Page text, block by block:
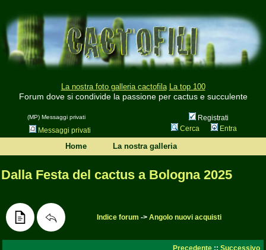
La nostra foto galleria cactofila La top 100
Forum dove si condivide la passione per cactus e succulente
(MP) Messaggi privati
Registrati
Messaggi privati
Cerca Entra
Home La nostra galleria
Dalla Festa del cactus a Bologna 2025
Indice forum -> Angolo nuovi acquisti
Precedente :: Successivo